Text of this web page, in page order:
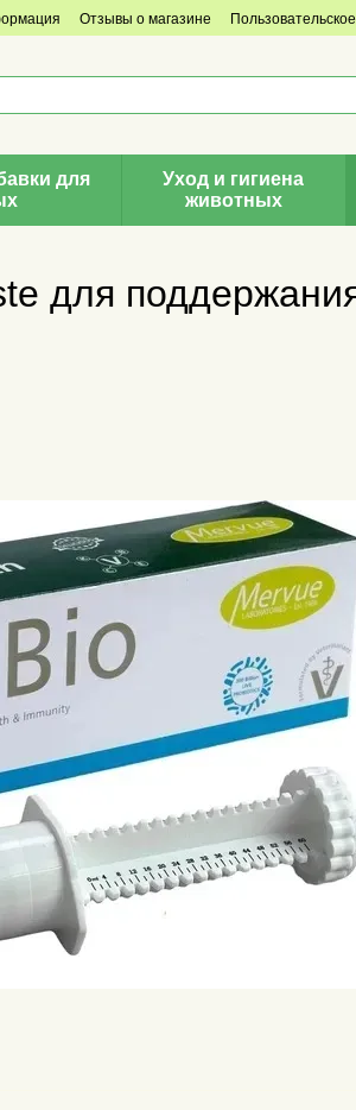
Отзывы о магазине
для
Уход и гигиена
животных
для